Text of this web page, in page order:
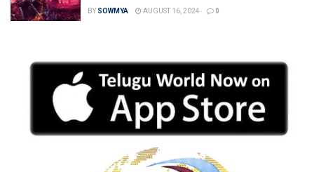
BY SOWMYA AUGUST 16, 2024 0